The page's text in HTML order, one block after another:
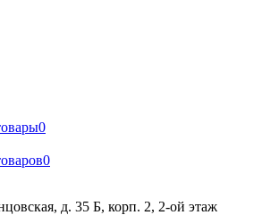
0
0
д. 35 Б, корп. 2, 2-ой этаж